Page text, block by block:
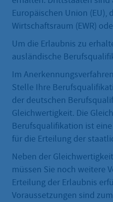
Europäischen Union (EU),
Wirtschaftsraum (EWR)
Um die Erlaubnis zu
ausländische
Im
Stelle Ihre
der deutschen
Gleichwertigkeit. Die
Berufsqualifikation ist
für die Erteilung der
Neben der
müssen Sie noch weitere
Erteilung der Erlaubnis
Voraussetzungen sind